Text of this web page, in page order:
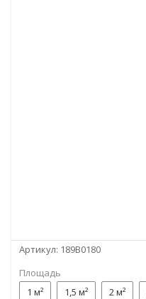
Артикул: 189B0180
Площадь
1 м²
1,5 м² 2 м²